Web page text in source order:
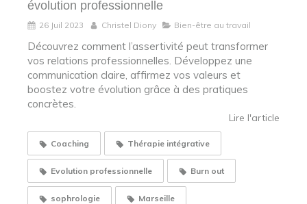
évolution professionnelle
26 Juil 2023 Christel Diony Bien-être au travail
Découvrez comment l’assertivité peut transformer
vos relations professionnelles. Développez une
communication claire, affirmez vos valeurs et
boostez votre évolution grâce à des pratiques
concrètes.
Lire l'article
Coaching Thérapie intégrative
Evolution professionnelle Burn out
sophrologie Marseille